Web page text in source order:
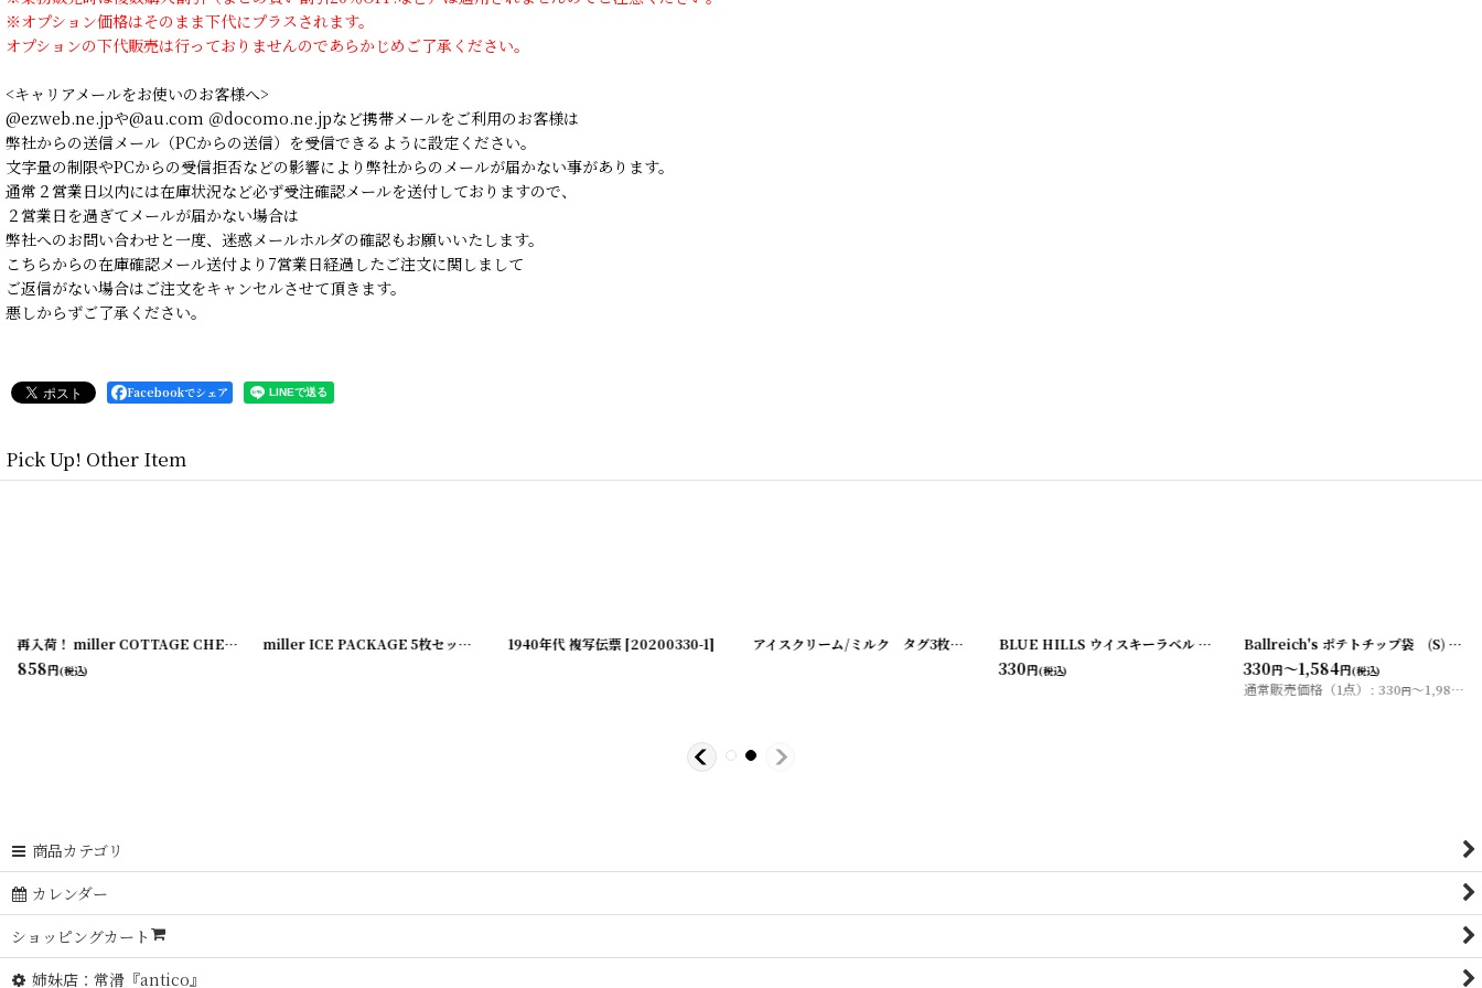
※オプション価格はそのまま下代にプラスされます。
オプションの下代販売は行っておりませんのであらかじめご了承ください。
<キャリアメールをお使いのお客様へ>
@ezweb.ne.jpや@au.com ＠docomo.ne.jpなど携帯メールをご利用のお客様は
弊社からの送信メール（PCからの送信）を受信できるように設定ください。
文字量の制限やPCからの受信拒否などの影響により弊社からのメールが届かない事があります。
通常２営業日以内には在庫状況など必ず受注確認メールを送付しておりますので、
２営業日を過ぎてメールが届かない場合は
弊社へのお問い合わせと一度、迷惑メールホルダの確認もお願いいたします。
こちらからの在庫確認メール送付より7営業日経過したご注文に関しまして
ご返信がない場合はご注文をキャンセルさせて頂きます。
悪しからずご了承ください。
Facebookでシェア
Pick Up! Other Item
05] [180214-20] 再入荷！ miller COTTAGE CHEESE CUP [180214-18]
858円(税込)
miller ICE PACKAGE 5枚セット 180214-19]
1940年代 複写伝票[20200330-1] アイスクリーム/ミルク タグ3枚セット 20200413-3] BLUE HILLS ウイスキーラベル （2枚セット） [20200407-11]
330円(税込)
Ballreich's ポテトチップ袋 (S) [
330円～1,584円(税込)
通常販売価格（1点） : 330円～1,980 円
商品カテゴリ
カレンダー
ショッピングカート
姉妹店：常滑『antico』